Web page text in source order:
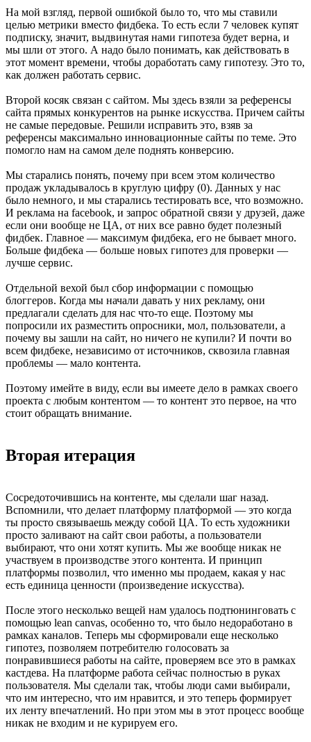
На мой взгляд, первой ошибкой было то, что мы ставили
целью метрики вместо фидбека. То есть если 7 человек купят
подписку, значит, выдвинутая нами гипотеза будет верна, и
мы шли от этого. А надо было понимать, как действовать в
этот момент времени, чтобы доработать саму гипотезу. Это то,
как должен работать сервис.
Второй косяк связан с сайтом. Мы здесь взяли за референсы
сайта прямых конкурентов на рынке искусства. Причем сайты
не самые передовые. Решили исправить это, взяв за
референсы максимально инновационные сайты по теме. Это
помогло нам на самом деле поднять конверсию.
Мы старались понять, почему при всем этом количество
продаж укладывалось в круглую цифру (0). Данных у нас
было немного, и мы старались тестировать все, что возможно.
И реклама на facebook, и запрос обратной связи у друзей, даже
если они вообще не ЦА, от них все равно будет полезный
фидбек. Главное — максимум фидбека, его не бывает много.
Больше фидбека — больше новых гипотез для проверки —
лучше сервис.
Отдельной вехой был сбор информации с помощью
блоггеров. Когда мы начали давать у них рекламу, они
предлагали сделать для нас что-то еще. Поэтому мы
попросили их разместить опросники, мол, пользователи, а
почему вы зашли на сайт, но ничего не купили? И почти во
всем фидбеке, независимо от источников, сквозила главная
проблемы — мало контента.
Поэтому имейте в виду, если вы имеете дело в рамках своего
проекта с любым контентом — то контент это первое, на что
стоит обращать внимание.
Вторая итерация
Сосредоточившись на контенте, мы сделали шаг назад.
Вспомнили, что делает платформу платформой — это когда
ты просто связываешь между собой ЦА. То есть художники
просто заливают на сайт свои работы, а пользователи
выбирают, что они хотят купить. Мы же вообще никак не
участвуем в производстве этого контента. И принцип
платформы позволил, что именно мы продаем, какая у нас
есть единица ценности (произведение искусства).
После этого несколько вещей нам удалось подтюнинговать с
помощью lean canvas, особенно то, что было недоработано в
рамках каналов. Теперь мы сформировали еще несколько
гипотез, позволяем потребителю голосовать за
понравившиеся работы на сайте, проверяем все это в рамках
кастдева. На платформе работа сейчас полностью в руках
пользователя. Мы сделали так, чтобы люди сами выбирали,
что им интересно, что им нравится, и это теперь формирует
их ленту впечатлений. Но при этом мы в этот процесс вообще
никак не входим и не курируем его.